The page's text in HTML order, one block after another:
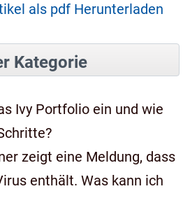
als pdf Herunterladen
Kategorie
Ivy Portfolio ein und wie
zeigt eine Meldung, dass
enthält. Was kann ich